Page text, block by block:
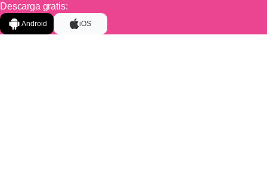
Descarga gratis:
Android iOS